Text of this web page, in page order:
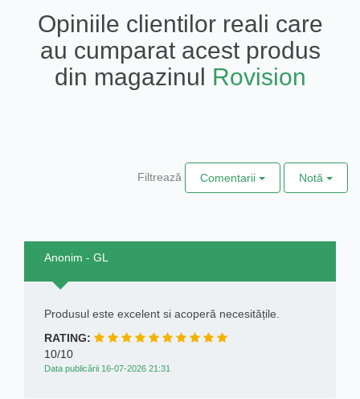
Opiniile clientilor reali care
au cumparat acest produs
din magazinul Rovision
Filtrează Comentarii Notă
Anonim - GL
Produsul este excelent si acoperă necesitățile.
RATING:
10/10
Data publicării 16-07-2026 21:31